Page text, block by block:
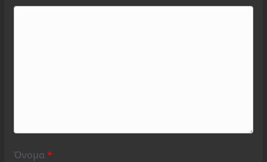
Όνομα*